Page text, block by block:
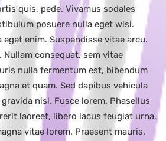
quis, pede. Vivamus sodales
posuere nulla eget wisi.
enim. Suspendisse vitae arcu.
Nullam consequat, sem vitae
nulla fermentum est, bibendum
et quam. Sed dapibus vehicula
nisl. Fusce lorem. Phasellus
laoreet, libero lacus feugiat urna,
vitae lorem. Praesent mauris.